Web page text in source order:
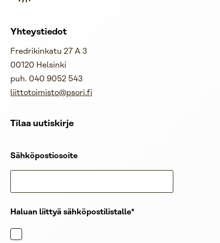
Yhteystiedot
Fredrikinkatu 27 A 3
00120 Helsinki
puh. 040 9052 543
liittotoimisto@psori.fi
Tilaa uutiskirje
Sähköpostiosoite
Haluan liittyä sähköpostilistalle